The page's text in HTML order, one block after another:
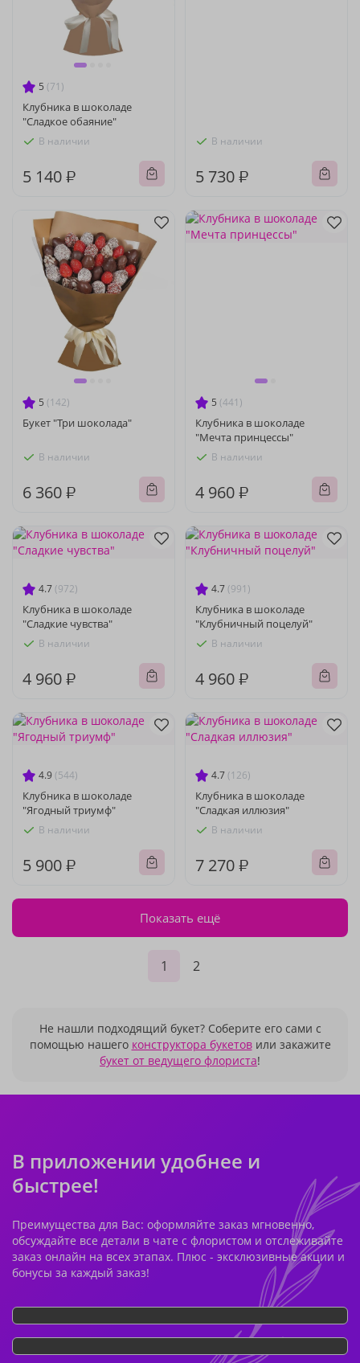
5 (71)
Клубника в шоколаде
"Сладкое обаяние"
В наличии
5 140 ₽
В наличии
5 730 ₽
5 (142)
Букет "Три шоколада"
В наличии
6 360 ₽
5 (441)
Клубника в шоколаде
"Мечта принцессы"
В наличии
4 960 ₽
4.7 (972)
Клубника в шоколаде
"Сладкие чувства"
В наличии
4 960 ₽
4.7 (991)
Клубника в шоколаде
"Клубничный поцелуй"
В наличии
4 960 ₽
4.9 (544)
Клубника в шоколаде
"Ягодный триумф"
В наличии
5 900 ₽
4.7 (126)
Клубника в шоколаде
"Сладкая иллюзия"
В наличии
7 270 ₽
Показать ещё
1 2
Не нашли подходящий букет? Соберите его сами с
помощью нашего конструктора букетовили закажите
букет от ведущего флориста!
В приложении удобнее и
быстрее!
Преимущества для Вас: оформляйте заказ мгновенно,
обсуждайте все детали в чате с флористом и отслеживайте
заказ онлайн на всех этапах. Плюс - эксклюзивные акции и
бонусы за каждый заказ!